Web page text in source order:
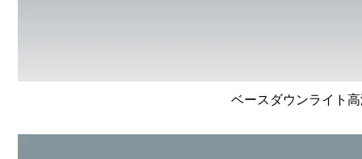
ベースダウンライト